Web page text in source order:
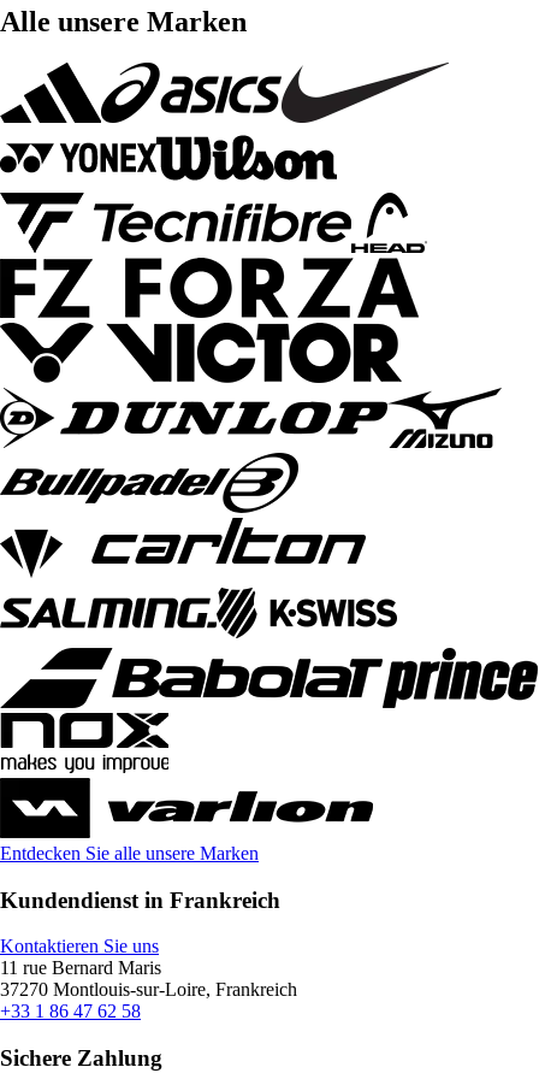
Alle unsere Marken
Entdecken Sie alle unsere Marken
Kundendienst in Frankreich
Kontaktieren Sie uns
11 rue Bernard Maris
37270 Montlouis-sur-Loire, Frankreich
+33 1 86 47 62 58
Sichere Zahlung